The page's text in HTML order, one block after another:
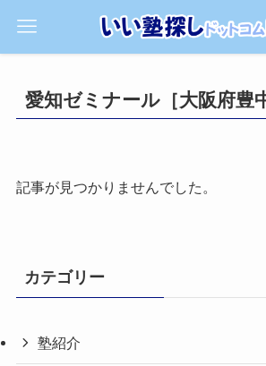
愛知ゼミナール［大阪府豊
記事が見つかりませんでした。
カテゴリー
塾紹介